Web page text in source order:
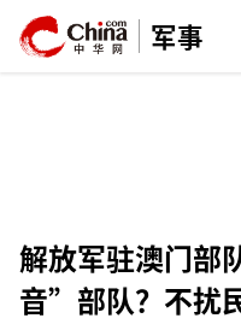
军事
解放军驻澳门部
音”部队？不扰